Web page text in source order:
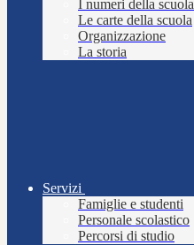
I numeri della scuola
Le carte della scuola
Organizzazione
La storia
Servizi
Famiglie e studenti
Personale scolastico
Percorsi di studio